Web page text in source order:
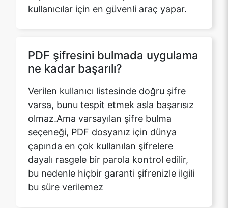
PDF şifresini bulmada uygulama
varsa, bunu tespit etmek asla başarısız
olmaz.Ama varsayılan şifre bulma
seçeneği, PDF dosyanız için dünya
çapında en çok kullanılan şifrelere
dayalı rasgele bir parola kontrol edilir,
bu nedenle hiçbir garanti şifrenizle ilgili
bu süre verilemez
Şifreyi bulmak ne kadar zaman